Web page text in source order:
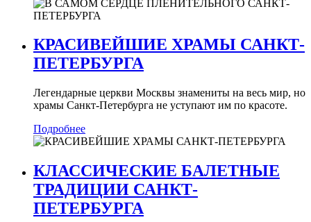
КРАСИВЕЙШИЕ ХРАМЫ САНКТ-
ПЕТЕРБУРГА
Легендарные церкви Москвы знамениты на весь мир, но
храмы Санкт-Петербурга не уступают им по красоте.
Подробнее
КЛАССИЧЕСКИЕ БАЛЕТНЫЕ
ТРАДИЦИИ САНКТ-
ПЕТЕРБУРГА